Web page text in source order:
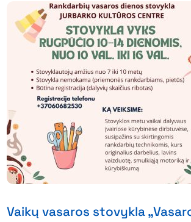
Vaikų vasaros stovykla